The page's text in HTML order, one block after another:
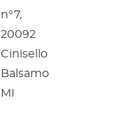
n°7,
20092
Cinisello
Balsamo
MI